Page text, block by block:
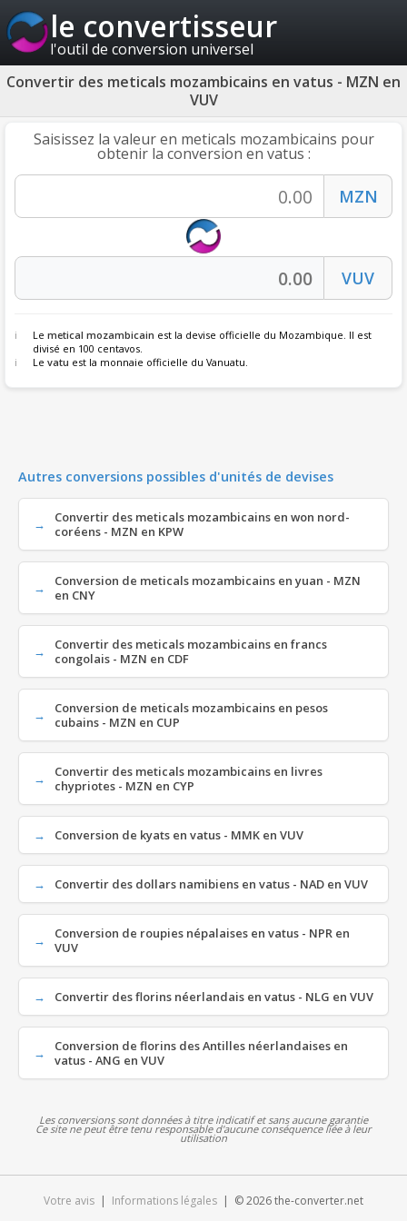
le convertisseur
l'outil de conversion universel
Convertir des meticals mozambicains en vatus - MZN en
VUV
Saisissez la valeur en meticals mozambicains pour
obtenir la conversion en vatus :
Le metical mozambicain est la devise officielle du Mozambique. Il est
divisé en 100 centavos.
Le vatu est la monnaie officielle du Vanuatu.
Autres conversions possibles d'unités de devises
Convertir des meticals mozambicains en won nord-
coréens - MZN en KPW
Conversion de meticals mozambicains en yuan - MZN
en CNY
Convertir des meticals mozambicains en francs
congolais - MZN en CDF
Conversion de meticals mozambicains en pesos
cubains - MZN en CUP
Convertir des meticals mozambicains en livres
chypriotes - MZN en CYP
Conversion de kyats en vatus - MMK en VUV
Convertir des dollars namibiens en vatus - NAD en VUV
Conversion de roupies népalaises en vatus - NPR en
VUV
Convertir des florins néerlandais en vatus - NLG en VUV
Conversion de florins des Antilles néerlandaises en
vatus - ANG en VUV
Les conversions sont données à titre indicatif et sans aucune garantie
Ce site ne peut être tenu responsable d'aucune conséquence liée à leur
utilisation
Votre avis | Informations légales | © 2026 the-converter.net